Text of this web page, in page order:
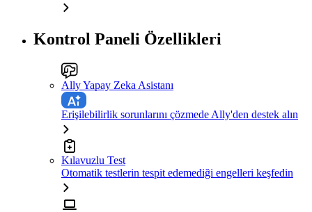
Kontrol Paneli Özellikleri
Ally Yapay Zeka Asistanı
Erişilebilirlik sorunlarını çözmede Ally'den destek alın
Kılavuzlu Test
Otomatik testlerin tespit edemediği engelleri keşfedin